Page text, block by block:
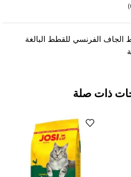
الفرنسي للقطط البالغة
ذات صلة